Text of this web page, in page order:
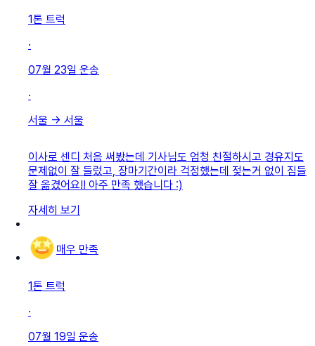
1톤 트럭
·
07월 23일 운송
·
서울 → 서울
이사로 센디 처음 써봤는데 기사님도 엄청 친절하시고 경유지도
문제없이 잘 들렀고, 장마기간이라 걱정했는데 젖는거 없이 짐들
잘 옮겼어요!! 아주 만족 했습니다 :)
자세히 보기
매우 만족
1톤 트럭
·
07월 19일 운송